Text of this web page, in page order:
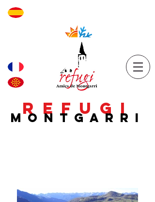
REFUGI
MONTGARRI